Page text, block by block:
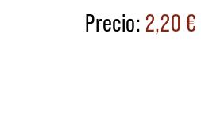
2,20€